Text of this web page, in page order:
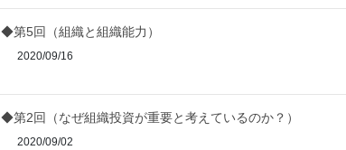
◆第5回（組織と組織能力）
2020/09/16
◆第2回（なぜ組織投資が重要と考えているのか？）
2020/09/02